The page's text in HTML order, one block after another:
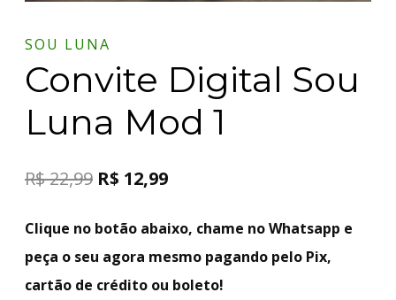
SOU LUNA
Convite Digital Sou
Luna Mod 1
R$22,99 R$ 12,99
Clique no botão abaixo, chame no Whatsapp e
peça o seu agora mesmo pagando pelo Pix,
cartão de crédito ou boleto!